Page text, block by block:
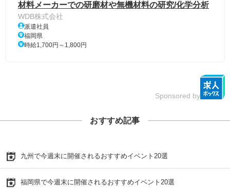
材料メーカーでの研磨材や無機材料の研究/化学分析
WDB株式会社
派遣社員
福岡県
時給1,700円～1,800円
Sponsored by
おすすめ記事
九州で今週末に開催されるおすすめイベント20選
福岡県で今週末に開催されるおすすめイベント20選